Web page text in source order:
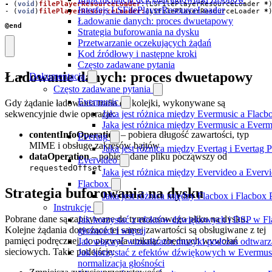
Interfejs LSFilePlayerResourceLoader
Ładowanie danych: proces dwuetapowy
Strategia buforowania na dysku
Przetwarzanie oczekujących żądań
Kod źródłowy i następne kroki
Często zadawane pytania
Dokumentacja
Często zadawane pytania
Evermusic
Jaka jest różnica między Evermusic a
Jaka jest różnica między Evermusic a
Evertag
Jaka jest różnica między Evertag i Evertag
Evervideo
Jaka jest różnica między Evervideo a
Flacbox
Jaka jest różnica między Flacbox i Flacbox
Instrukcje
Jak korzystać z efektów dźwiękowych i DSP w
głośności i więcej
Jak włączyć wizualizator muzyki podczas
Jak korzystać z efektów dźwiękowych w
normalizacja głośności
- (void ) filePlayerResourceLoader:(LSFilePlayerResourceLoader * )
-
(void ) filePlayerResourceLoader:(LSFilePlayerResourceLoader * )
@end
Ładowanie danych: proces dwuetapowy
Gdy żądanie ładowania trafia do kolejki, wykonywane są
sekwencyjnie dwie operacje:
contentInfoOperation– pobiera długość zawartości, typ
MIME i obsługę zakresów bajtów
dataOperation– pobiera dane pliku począwszy od
requestedOffset
Strategia buforowania na dysku
Pobrane dane są zapisywane do tymczasowego pliku na dysku.
Kolejne żądania dotyczące tej samej zawartości są obsługiwane z tej
pamięci podręcznej, co pozwala uniknąć zbędnych wywołań
sieciowych. Takie podejście: